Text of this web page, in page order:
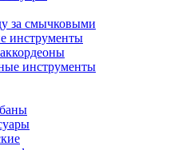
за смычковыми
инструменты
инструменты